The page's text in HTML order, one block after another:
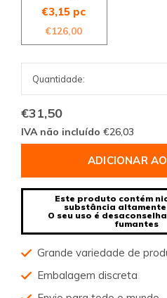
€3,15 pc
€126,00
€31,50
IVA não incluído €26,03
ADICIONAR
Este produto contém
substância
O seu uso é
fumantes
Grande variedade de
Embalagem discreta